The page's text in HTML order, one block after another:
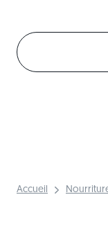
Accueil